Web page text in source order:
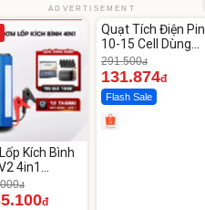
ADVERTISEMENT
Kích Bình
4in1
–
đ
đ
-54%
Unmute
Quạt Tích Điện Pin
10-15 Cell Dùng
Liên Tục 4-8H
291.500đ
131.874đ
Flash Sale